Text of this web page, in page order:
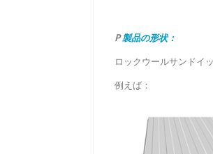
P製品の形状：
ロックウールサンドイ
例えば：